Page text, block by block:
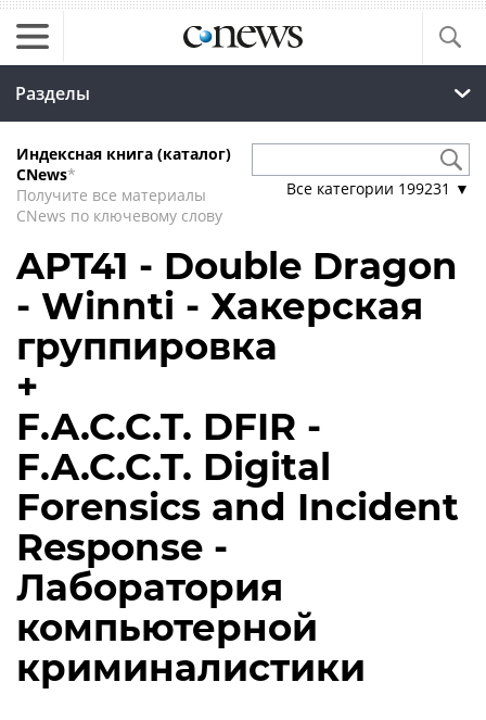
Разделы
Индексная книга (каталог)
CNews*
Получите все материалы
CNews по ключевому слову
Все категории 199231 ▼
APT41 - Double Dragon
- Winnti - Хакерская
группировка
+
F.A.C.C.T. DFIR -
F.A.C.C.T. Digital
Forensics and Incident
Response -
Лаборатория
компьютерной
криминалистики